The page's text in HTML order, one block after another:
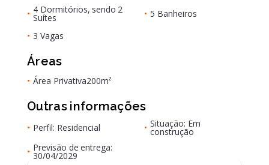
• 4 Dormitórios, sendo 2
Suítes • 5 Banheiros
• 3 Vagas
Áreas
• Área Privativa200m²
Outras informações
• Perfil: Residencial • Situação: Em
construção
• Previsão de entrega:
30/04/2029